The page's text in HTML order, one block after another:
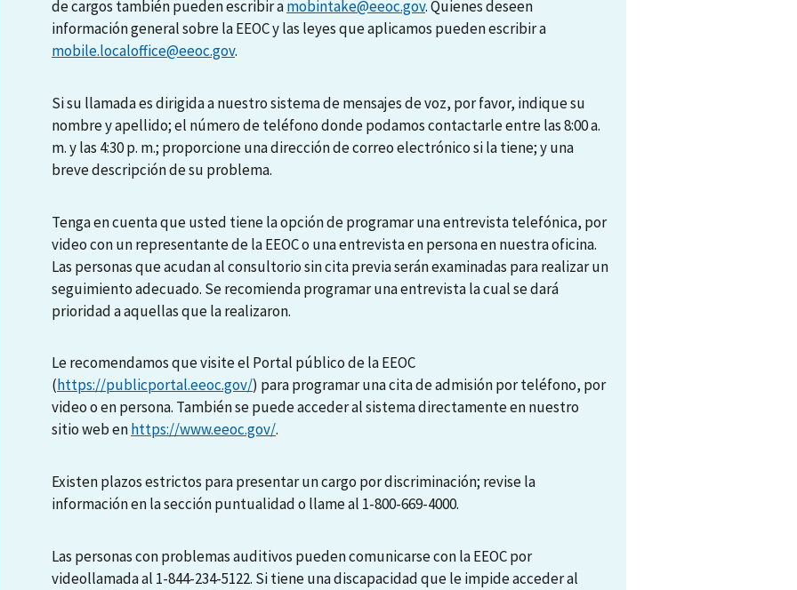
de cargos también pueden escribir amobintake@eeoc.gov. Quienes deseen
información general sobre la EEOC y las leyes que aplicamos pueden escribir a
mobile.localoffice@eeoc.gov.
Si su llamada es dirigida a nuestro sistema de mensajes de voz, por favor, indique su
nombre y apellido; el número de teléfono donde podamos contactarle entre las 8:00 a.
m. y las 4:30 p. m.; proporcione una dirección de correo electrónico si la tiene; y una
breve descripción de su problema.
Tenga en cuenta que usted tiene la opción de programar una entrevista telefónica, por
video con un representante de la EEOC o una entrevista en persona en nuestra oficina.
Las personas que acudan al consultorio sin cita previa serán examinadas para realizar un
seguimiento adecuado. Se recomienda programar una entrevista la cual se dará
prioridad a aquellas que la realizaron.
Le recomendamos que visite el Portal público de la EEOC
(https://publicportal.eeoc.gov/) para programar una cita de admisión por teléfono, por
video o en persona. También se puede acceder al sistema directamente en nuestro
sitio web enhttps://www.eeoc.gov/.
Existen plazos estrictos para presentar un cargo por discriminación; revise la
información en la sección puntualidad o llame al 1-800-669-4000.
Las personas con problemas auditivos pueden comunicarse con la EEOC por
videollamada al 1-844-234-5122. Si tiene una discapacidad que le impide acceder al